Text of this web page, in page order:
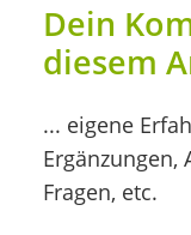
Dein
diesem
... eigene
Ergänzungen,
Fragen, etc.